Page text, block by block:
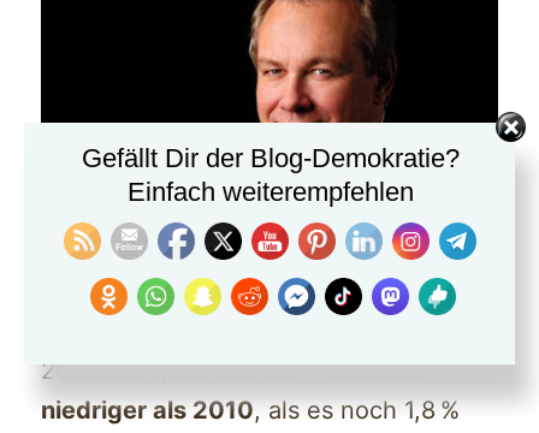
Andreas Bovenschulte bringt es auf
2023 bei1,3 % des BIP–deutlich
niedriger als 2010, als es noch 1,8 %
Gefällt Dir der Blog-Demokratie?
Einfach weiterempfehlen